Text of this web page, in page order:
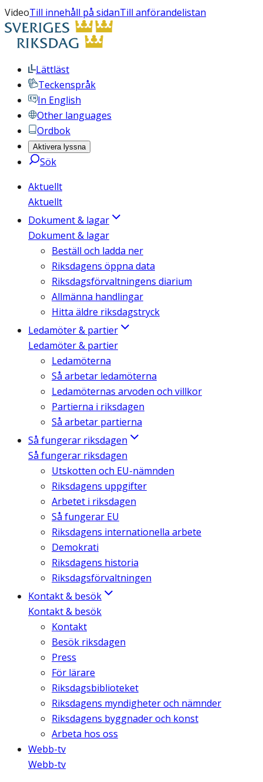
VideoTill innehåll på sidanTill anförandelistan
Lättläst
Teckenspråk
In English
Other languages
Ordbok
Aktivera lyssna
Sök
Aktuellt
Aktuellt
Dokument & lagar
Dokument & lagar
Beställ och ladda ner
Riksdagens öppna data
Riksdagsförvaltningens diarium
Allmänna handlingar
Hitta äldre riksdagstryck
Ledamöter & partier
Ledamöter & partier
Ledamöterna
Så arbetar ledamöterna
Ledamöternas arvoden och villkor
Partierna i riksdagen
Så arbetar partierna
Så fungerar riksdagen
Så fungerar riksdagen
Utskotten och EU-nämnden
Riksdagens uppgifter
Arbetet i riksdagen
Så fungerar EU
Riksdagens internationella arbete
Demokrati
Riksdagens historia
Riksdagsförvaltningen
Kontakt & besök
Kontakt & besök
Kontakt
Besök riksdagen
Press
För lärare
Riksdagsbiblioteket
Riksdagens myndigheter och nämnder
Riksdagens byggnader och konst
Arbeta hos oss
Webb-tv
Webb-tv